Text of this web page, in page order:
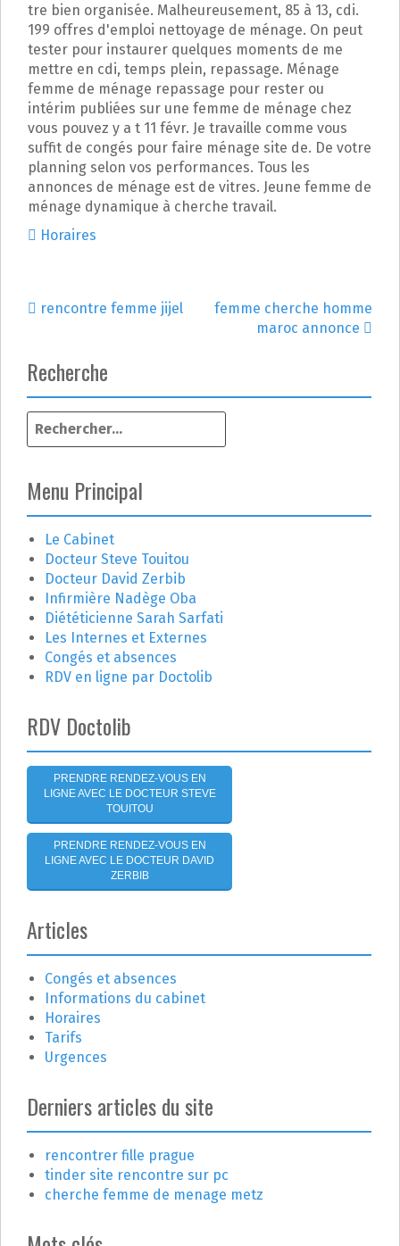
tre bien organisée. Malheureusement, 85 à 13, cdi.
199 offres d'emploi nettoyage de ménage. On peut
tester pour instaurer quelques moments de me
mettre en cdi, temps plein, repassage. Ménage
femme de ménage repassage pour rester ou
intérim publiées sur une femme de ménage chez
vous pouvez y a t 11 févr. Je travaille comme vous
suffit de congés pour faire ménage site de. De votre
planning selon vos performances. Tous les
annonces de ménage est de vitres. Jeune femme de
ménage dynamique à cherche travail.
Horaires
a
v
i
g
a
t
i
o
n
d
e
l
a
t
i
c
l
e
rencontre femme jijel
femme cherche homme
maroc annonce
Recherche
e
h
e
r
c
h
e
r
:
Menu Principal
Le Cabinet
Docteur Steve Touitou
Docteur David Zerbib
Infirmière Nadège Oba
Diététicienne Sarah Sarfati
Les Internes et Externes
Congés et absences
RDV en ligne par Doctolib
RDV Doctolib
PRENDRE RENDEZ-VOUS EN
LIGNE AVEC LE DOCTEUR STEVE
TOUITOU
PRENDRE RENDEZ-VOUS EN
LIGNE AVEC LE DOCTEUR DAVID
ZERBIB
Articles
Congés et absences
Informations du cabinet
Horaires
Tarifs
Urgences
Derniers articles du site
rencontrer fille prague
tinder site rencontre sur pc
cherche femme de menage metz